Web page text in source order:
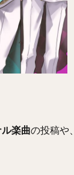
楽曲の投稿や、